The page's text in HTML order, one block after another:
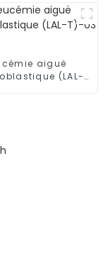
aiguë
(LAL-